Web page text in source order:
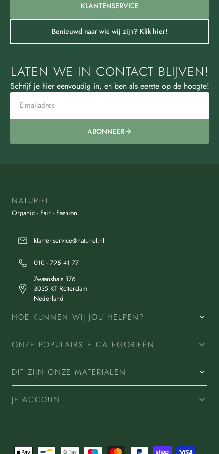
KLANTENSERVICE
Benieuwd naar wie wij zijn? Klik hier!
LATEN WE IN CONTACT BLIJVEN!
Schrijf je hier eenvoudig in, en ben als eerste op de hoogte!
ABONNEER
NATUR-EL
Organic - Fair - Fashion
klantenservice@natur-el.nl
010 - 795 41 77
Zwaanshals 376
3035 KT Rotterdam
Nederland
HOE KUNNEN WIJ JOU HELPEN?
ONZE POPULAIRSTE CATEGORIEËN
DIT ZIJN ONZE MATERIALEN
JE ACCOUNT
Betaalmethoden